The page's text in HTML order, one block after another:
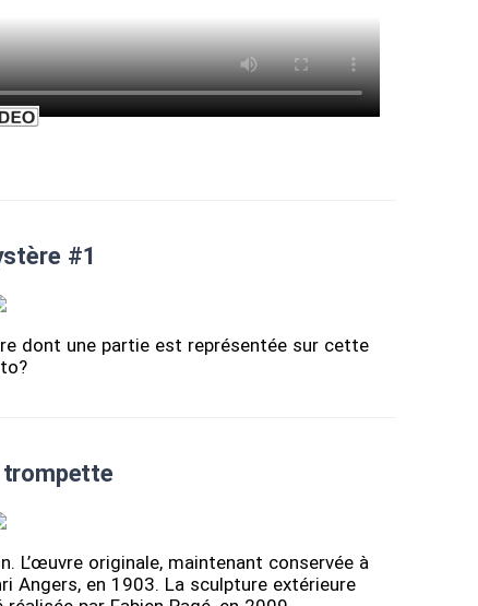
#1
dont une partie est représentée sur cette
trompette
L’œuvre originale, maintenant conservée à
Angers, en 1903. La sculpture extérieure